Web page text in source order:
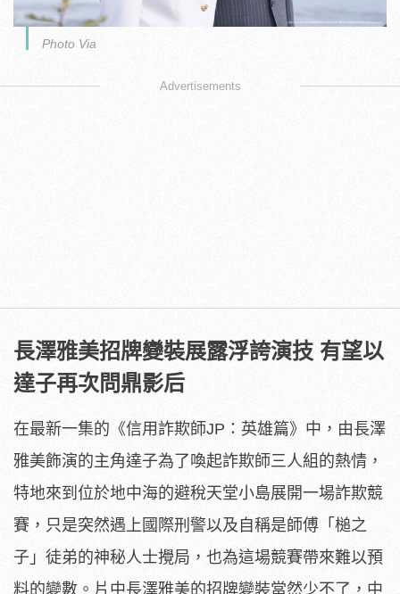
Photo Via
Advertisements
長澤雅美招牌變裝展露浮誇演技 有望以
達子再次問鼎影后
在最新一集的《信用詐欺師JP：英雄篇》中， 由長澤
雅美飾演的主角達子為了喚起詐欺師三人組的熱情，
特地來到位於地中海的避稅天堂小島展開一場詐欺競
賽， 只是突然遇上國際刑警以及自稱是師傅「槌之
子」 徒弟的神秘人士攪局，也為這場競賽帶來難以預
料的變數。 片中長澤雅美的招牌變裝當然少不了，中